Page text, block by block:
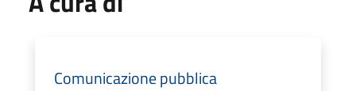
Comunicazione pubblica